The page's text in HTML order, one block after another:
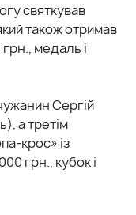
святкував
також отримав
грн., медаль і
Сергій
а третім
крос» із
грн., кубок і